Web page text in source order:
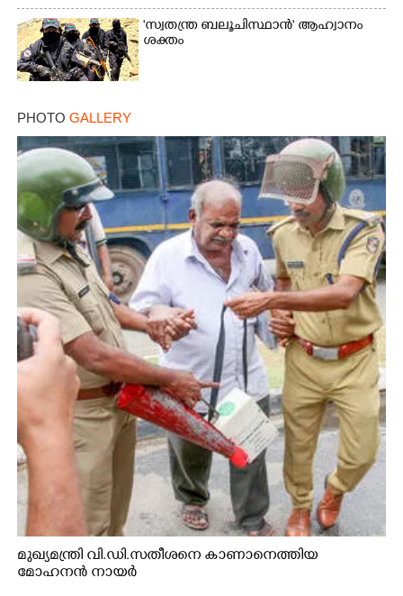
'സ്വതന്ത്ര ബലൂചിസ്ഥാൻ' ആഹ്വാനം
ശക്തം
PHOTO GALLERY
മുഖ്യമന്ത്രി വി.ഡി.സതീശനെ കാണാനെത്തിയ
മോഹനൻ നായർ